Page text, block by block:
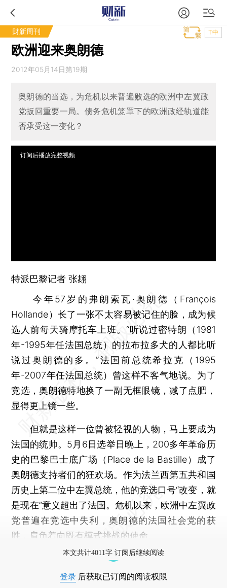
财新周刊 T中
欧洲迎来奥朗德
2012年05月14日第19期
奥朗德的当选，为危机以来普遍败选的欧洲中左翼政
党扳回重要一局。债务危机笼罩下的欧洲政经轨道能
否承受这一变化？
订阅后播放完整视频
特派巴黎记者张翃
今年57岁的弗朗索瓦·奥朗德（François
Hollande）长了一张不太容易被记住的脸，成为候
选人前每天骑摩托车上班。“听说过密特朗（1981
年-1995年任法国总统）的拉布拉多犬的人都比听
说过奥朗德的多。”法国前总统希拉克（1995
年-2007年任法国总统）曾这样不客气地说。为了
竞选，奥朗德特地换了一副无框眼镜，减了点肥，
显得更上镜一些。
但就是这样一位曾被轻视的人物，马上要成为
法国的统帅。5月6日选举日晚上，200多年革命历
史的巴黎巴士底广场（Place de la Bastille）成了
奥朗德支持者们的狂欢场。作为法兰西第五共和国
历史上第二位中左翼总统，他的竞选口号“改变，就
是现在”意义超出了法国。危机以来，欧洲中左翼政
党普遍在竞选中失利，奥朗德的法国社会党的获
胜，肩负着向既有模式挑战的使命。
本文共计4011字 订阅后继续阅读
登录 后获取已订阅的阅读权限